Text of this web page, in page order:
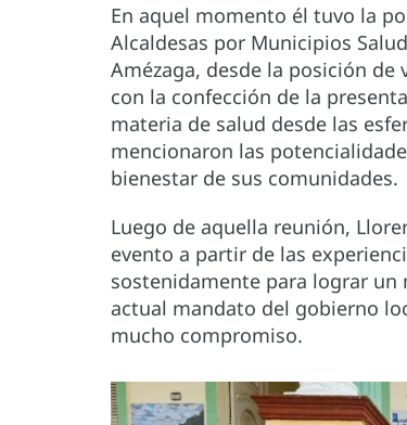
En aquel momento él tuvo la
Alcaldesas por Municipios
Amézaga, desde la posición
con la confección de la
materia de salud desde las
mencionaron las
bienestar de sus comunidades.
Luego de aquella reunión,
evento a partir de las
sostenidamente para lograr un
actual mandato del gobierno
mucho compromiso.